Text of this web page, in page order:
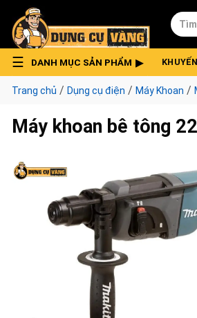
content
Tìm
kiếm:
DANH MỤC SẢN PHẨM
Trang chủ / Dụng cụ điện / Máy Khoan /
Máy khoan bê tông